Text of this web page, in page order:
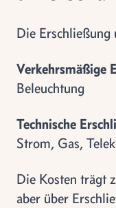
Die Erschließung
Verkehrsmäßige
Beleuchtung
Technische
Strom, Gas,
Die Kosten trägt
aber über